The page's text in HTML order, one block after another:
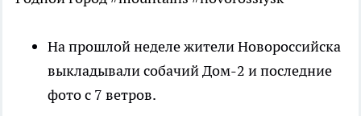
На прошлой неделе жители Новороссийска
выкладывали собачий Дом-2 и последние
фото с 7 ветров.